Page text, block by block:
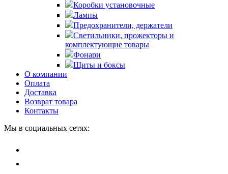
Коробки установочные
Лампы
Предохранители, держатели
Светильники, прожекторы и
комплектующие товары
Фонари
Щиты и боксы
О компании
Оплата
Доставка
Возврат товара
Контакты
Мы в социальных сетях: